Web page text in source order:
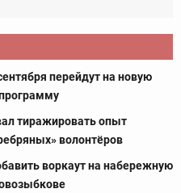
перейдут на новую
тиражировать опыт
волонтёров
воркаут на набережную